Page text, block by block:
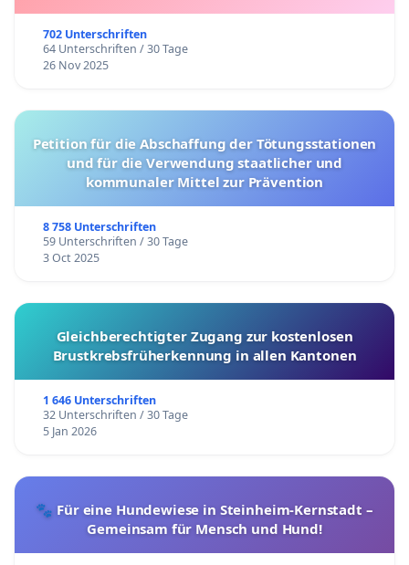
702 Unterschriften
64 Unterschriften / 30 Tage
26 Nov 2025
Petition für die Abschaffung der Tötungsstationen
und für die Verwendung staatlicher und
kommunaler Mittel zur Prävention
8 758 Unterschriften
59 Unterschriften / 30 Tage
3 Oct 2025
Gleichberechtigter Zugang zur kostenlosen
Brustkrebsfrüherkennung in allen Kantonen
1 646 Unterschriften
32 Unterschriften / 30 Tage
5 Jan 2026
🐾 Für eine Hundewiese in Steinheim-Kernstadt –
Gemeinsam für Mensch und Hund!